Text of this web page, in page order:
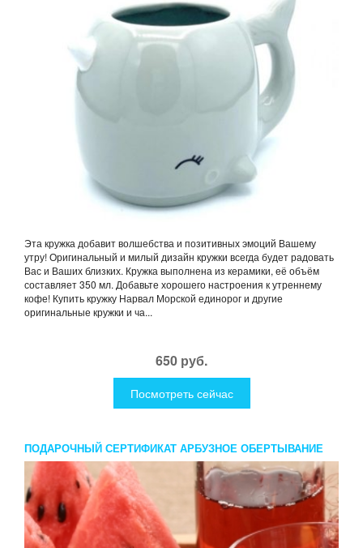
Эта кружка добавит волшебства и позитивных эмоций Вашему
утру! Оригинальный и милый дизайн кружки всегда будет радовать
Вас и Ваших близких. Кружка выполнена из керамики, её объём
составляет 350 мл. Добавьте хорошего настроения к утреннему
кофе! Купить кружку Нарвал Морской единорог и другие
оригинальные кружки и ча...
650 руб.
Посмотреть сейчас
ПОДАРОЧНЫЙ СЕРТИФИКАТ АРБУЗНОЕ ОБЕРТЫВАНИЕ